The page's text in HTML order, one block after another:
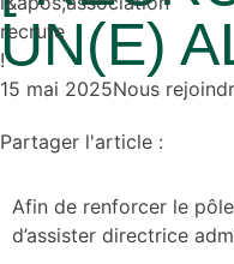
UN(E)
15 mai 2025Nous
Partager l'article :
Afin de renforcer le
d’assister directrice